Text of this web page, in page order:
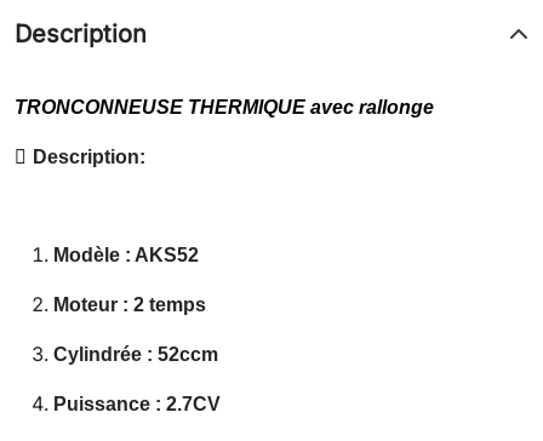
Description
TRONCONNEUSE THERMIQUE avec rallonge
 Description:
Modèle : AKS52
Moteur : 2 temps
Cylindrée : 52ccm
Puissance : 2.7CV